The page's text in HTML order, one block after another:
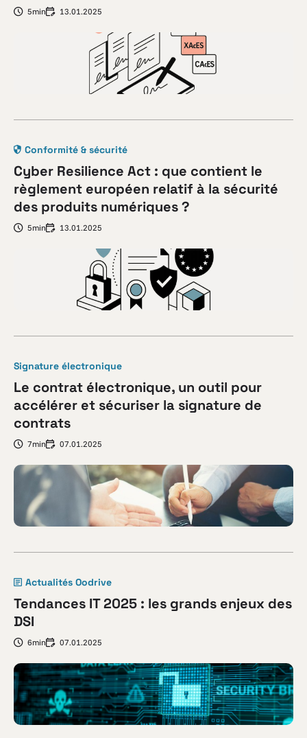
5min 13.01.2025
Conformité & sécurité
Cyber Resilience Act : que contient le
règlement européen relatif à la sécurité
des produits numériques ?
5min 13.01.2025
Signature électronique
Le contrat électronique, un outil pour
accélérer et sécuriser la signature de
contrats
7min 07.01.2025
Actualités Oodrive
Tendances IT 2025 : les grands enjeux des
DSI
6min 07.01.2025